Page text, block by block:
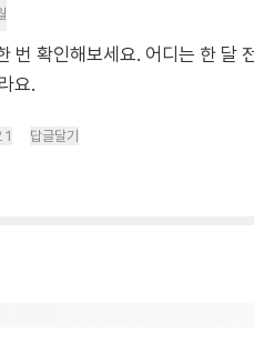
번 확인해보세요. 어디는 한 달
요.
1 답글달기